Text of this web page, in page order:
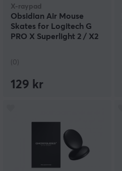
X-raypad
Obsidian Air Mouse
Skates for Logitech G
PRO X Superlight 2 / X2
(0)
129 kr